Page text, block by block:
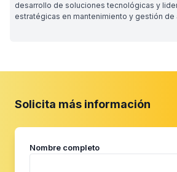
desarrollo de soluciones tecnológicas y
estratégicas en mantenimiento y gestión de
Solicita más información
Nombre completo